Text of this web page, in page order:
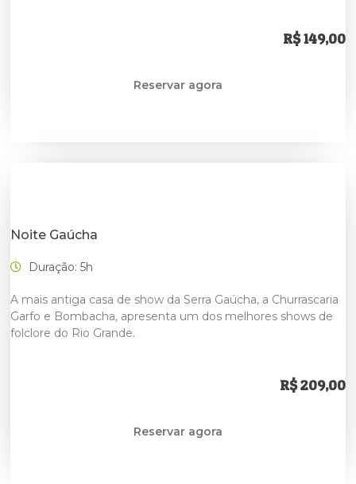
R$ 149,00
Reservar agora
Noite Gaúcha
Duração: 5h
A mais antiga casa de show da Serra Gaúcha, a Churrascaria
Garfo e Bombacha, apresenta um dos melhores shows de
folclore do Rio Grande.
R$ 209,00
Reservar agora